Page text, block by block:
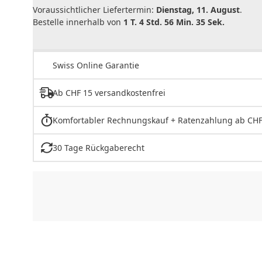
Voraussichtlicher Liefertermin: Dienstag, 11. August.
Bestelle innerhalb von 1 T. 4 Std. 56 Min. 35 Sek.
Swiss Online Garantie
Ab CHF 15 versandkostenfrei
Komfortabler Rechnungskauf + Ratenzahlung ab
30 Tage Rückgaberecht